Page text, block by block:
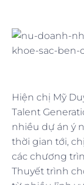
Hiện chị Mỹ
Talent
nhiều dự án ý
thời gian tới,
các chương
Thuyết trình